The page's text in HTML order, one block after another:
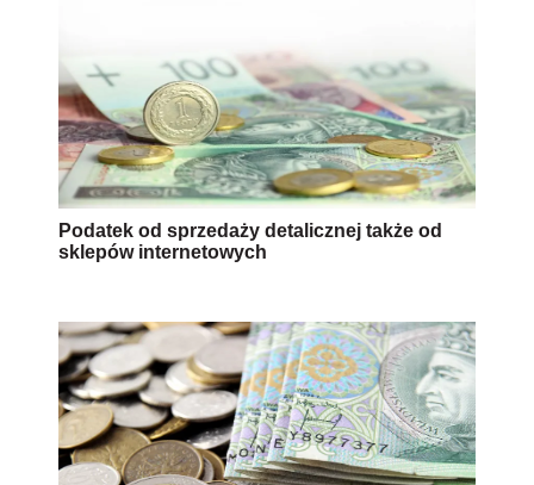
Podatek od sprzedaży detalicznej także od
sklepów internetowych